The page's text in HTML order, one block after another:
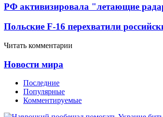
РФ активизировала "летающие
Польские F-16 перехватили
Читать комментарии
Новости мира
Последние
Популярные
Комментируемые